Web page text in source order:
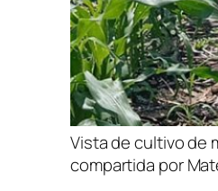
Vista de cultivo de
compartida por